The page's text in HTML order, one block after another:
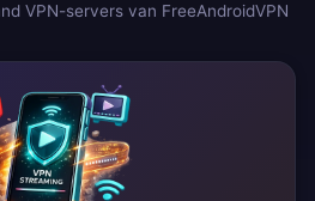
VPN-servers van FreeAndroidVPN